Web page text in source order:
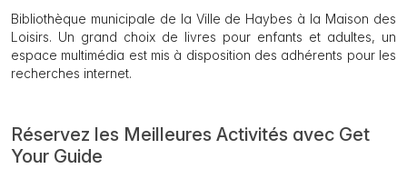
Bibliothèque municipale de la Ville de Haybes à la Maison des
Loisirs. Un grand choix de livres pour enfants et adultes, un
espace multimédia est mis à disposition des adhérents pour les
recherches internet.
Réservez les Meilleures Activités avec Get
Your Guide